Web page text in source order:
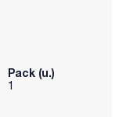
Pack (u.)
1